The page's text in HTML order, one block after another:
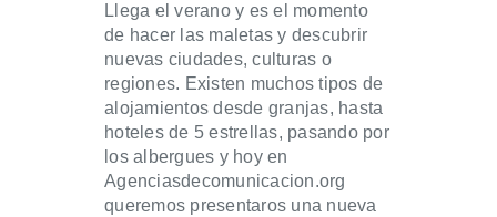
Llega el verano y es el momento
de hacer las maletas y descubrir
nuevas ciudades, culturas o
regiones. Existen muchos tipos de
alojamientos desde granjas, hasta
hoteles de 5 estrellas, pasando por
los albergues y hoy en
Agenciasdecomunicacion.org
queremos presentaros una nueva